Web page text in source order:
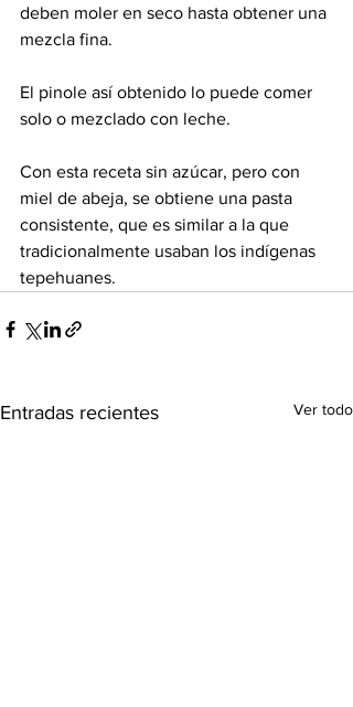
deben moler en seco hasta obtener una
mezcla fina.
El pinole así obtenido lo puede comer
solo o mezclado con leche.
Con esta receta sin azúcar, pero con
miel de abeja, se obtiene una pasta
consistente, que es similar a la que
tradicionalmente usaban los indígenas
tepehuanes.
Entradas recientes Ver todo